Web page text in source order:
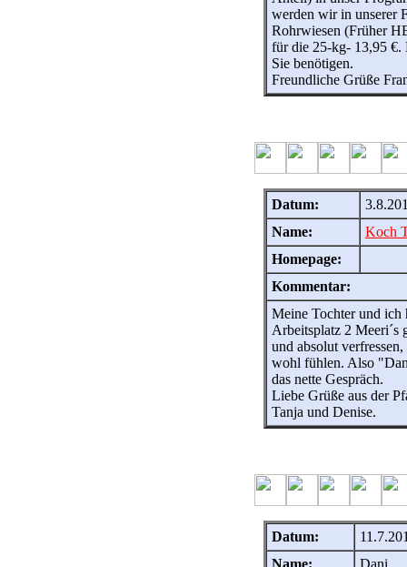
werden wir in unserer
Rohrwiesen (Früher
für die 25-kg- 13,95 €.
Sie benötigen.
Freundliche Grüße
Datum:
Name:
Koch
Homepage:
Kommentar:
Meine Tochter und ich
Arbeitsplatz 2 Meeri´s
und absolut
wohl fühlen. Also
das nette Gespräch.
Liebe Grüße aus der
Tanja und Denise.
Datum:
Name:
Dani